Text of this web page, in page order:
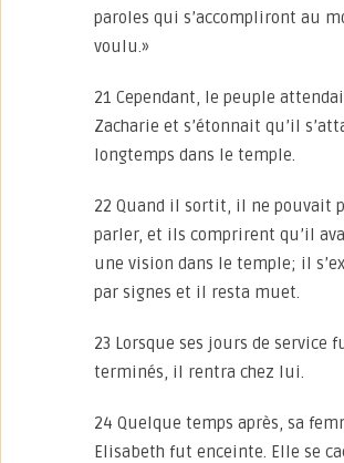
paroles qui s’accompliront au
voulu.»
21 Cependant, le peuple
Zacharie et s’étonnait qu’il
longtemps dans le temple.
22 Quand il sortit, il ne pouvait
parler, et ils comprirent qu’il
une vision dans le temple; il
par signes et il resta muet.
23 Lorsque ses jours de service
terminés, il rentra chez lui.
24 Quelque temps après, sa
Elisabeth fut enceinte. Elle se